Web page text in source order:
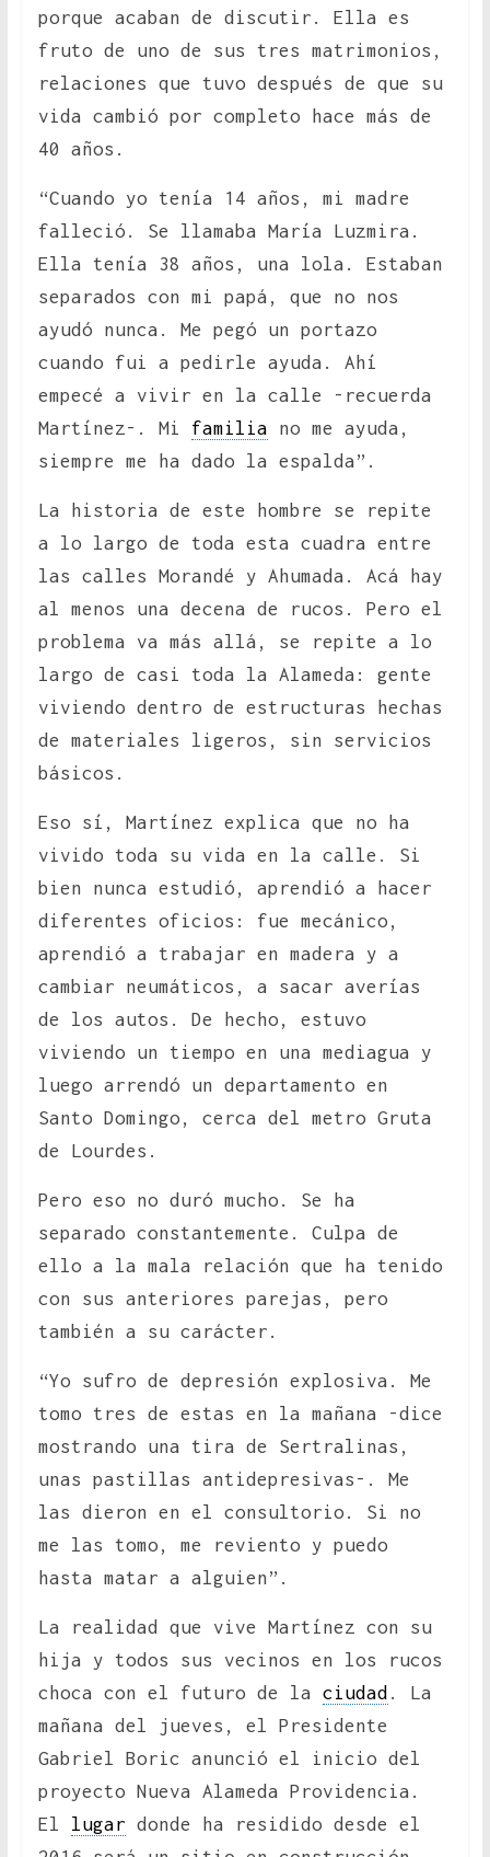
porque acaban de discutir. Ella es
fruto de uno de sus tres matrimonios,
relaciones que tuvo después de que su
vida cambió por completo hace más de
40 años.
“Cuando yo tenía 14 años, mi madre
falleció. Se llamaba María Luzmira.
Ella tenía 38 años, una lola. Estaban
separados con mi papá, que no nos
ayudó nunca. Me pegó un portazo
cuando fui a pedirle ayuda. Ahí
empecé a vivir en la calle -recuerda
Martínez-. Mi familia no me ayuda,
siempre me ha dado la espalda”.
La historia de este hombre se repite
a lo largo de toda esta cuadra entre
las calles Morandé y Ahumada. Acá hay
al menos una decena de rucos. Pero el
problema va más allá, se repite a lo
largo de casi toda la Alameda: gente
viviendo dentro de estructuras hechas
de materiales ligeros, sin servicios
básicos.
Eso sí, Martínez explica que no ha
vivido toda su vida en la calle. Si
bien nunca estudió, aprendió a hacer
diferentes oficios: fue mecánico,
aprendió a trabajar en madera y a
cambiar neumáticos, a sacar averías
de los autos. De hecho, estuvo
viviendo un tiempo en una mediagua y
luego arrendó un departamento en
Santo Domingo, cerca del metro Gruta
de Lourdes.
Pero eso no duró mucho. Se ha
separado constantemente. Culpa de
ello a la mala relación que ha tenido
con sus anteriores parejas, pero
también a su carácter.
“Yo sufro de depresión explosiva. Me
tomo tres de estas en la mañana -dice
mostrando una tira de Sertralinas,
unas pastillas antidepresivas-. Me
las dieron en el consultorio. Si no
me las tomo, me reviento y puedo
hasta matar a alguien”.
La realidad que vive Martínez con su
hija y todos sus vecinos en los rucos
choca con el futuro de la ciudad . La
mañana del jueves, el Presidente
Gabriel Boric anunció el inicio del
proyecto Nueva Alameda Providencia.
El lugar donde ha residido desde el